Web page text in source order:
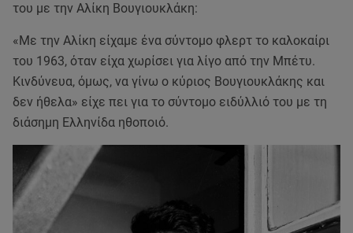
του με την Αλίκη Βουγιουκλάκη:
«Με την Αλίκη είχαμε ένα σύντομο φλερτ το καλοκαίρι
του 1963, όταν είχα χωρίσει για λίγο από την Μπέτυ.
Κινδύνευα, όμως, να γίνω ο κύριος Βουγιουκλάκης και
δεν ήθελα» είχε πει για το σύντομο ειδύλλιό του με τη
διάσημη Ελληνίδα ηθοποιό.